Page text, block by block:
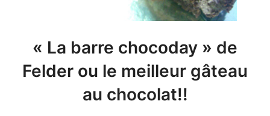
« La barre chocoday » de
Felder ou le meilleur gâteau
au chocolat!!